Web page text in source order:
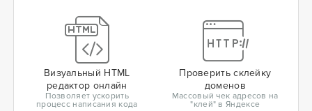
Визуальный HTML
редактор онлайн
Позволяет ускорить
процесс написания кода
Проверить склейку
доменов
Массовый чек адресов на
"клей" в Яндексе